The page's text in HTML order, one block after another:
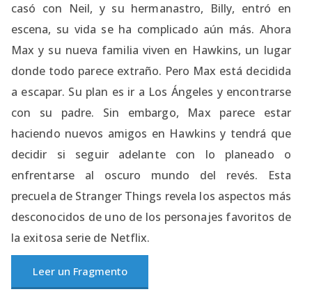
casó con Neil, y su hermanastro, Billy, entró en
escena, su vida se ha complicado aún más. Ahora
Max y su nueva familia viven en Hawkins, un lugar
donde todo parece extraño. Pero Max está decidida
a escapar. Su plan es ir a Los Ángeles y encontrarse
con su padre. Sin embargo, Max parece estar
haciendo nuevos amigos en Hawkins y tendrá que
decidir si seguir adelante con lo planeado o
enfrentarse al oscuro mundo del revés. Esta
precuela de Stranger Things revela los aspectos más
desconocidos de uno de los personajes favoritos de
la exitosa serie de Netflix.
Leer un Fragmento